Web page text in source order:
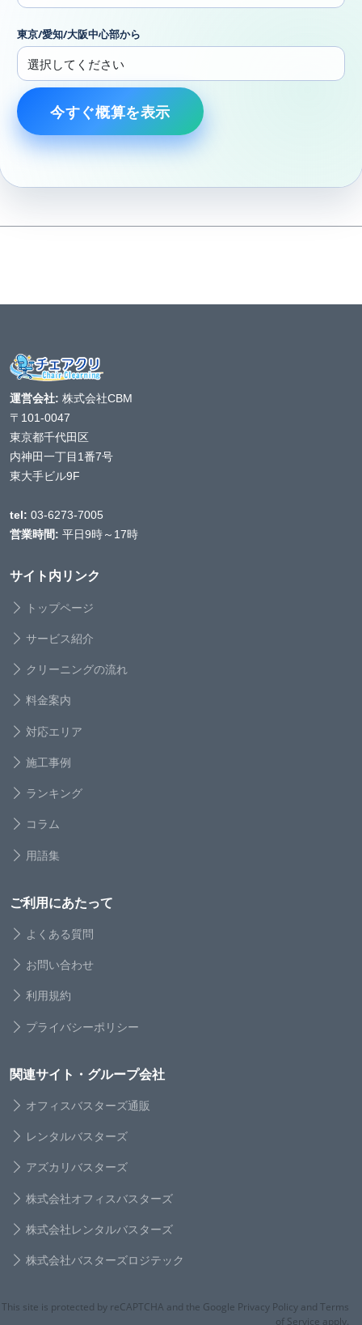
東京/愛知/大阪中心部から
今すぐ概算を表示
運営会社: 株式会社CBM
〒101-0047
東京都千代田区
内神田一丁目1番7号
東大手ビル9F
tel: 03-6273-7005
営業時間: 平日9時～17時
サイト内リンク
トップページ
サービス紹介
クリーニングの流れ
料金案内
対応エリア
施工事例
ランキング
コラム
用語集
ご利用にあたって
よくある質問
お問い合わせ
利用規約
プライバシーポリシー
関連サイト・グループ会社
オフィスバスターズ通販
レンタルバスターズ
アズカリバスターズ
株式会社オフィスバスターズ
株式会社レンタルバスターズ
株式会社バスターズロジテック
This site is protected by reCAPTCHA and the Google Privacy Policy and Terms
of Service apply.